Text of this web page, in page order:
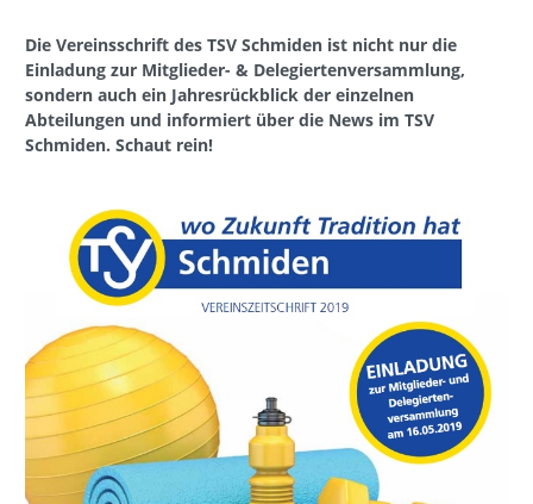
Die Vereinsschrift des TSV Schmiden ist nicht nur die
Einladung zur Mitglieder- & Delegiertenversammlung,
sondern auch ein Jahresrückblick der einzelnen
Abteilungen und informiert über die News im TSV
Schmiden. Schaut rein!